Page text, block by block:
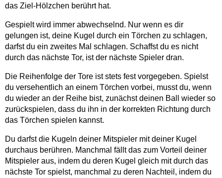
das Ziel-Hölzchen berührt hat.
Gespielt wird immer abwechselnd. Nur wenn es dir
gelungen ist, deine Kugel durch ein Törchen zu schlagen,
darfst du ein zweites Mal schlagen. Schaffst du es nicht
durch das nächste Tor, ist der nächste Spieler dran.
Die Reihenfolge der Tore ist stets fest vorgegeben. Spielst
du versehentlich an einem Törchen vorbei, musst du, wenn
du wieder an der Reihe bist, zunächst deinen Ball wieder so
zurückspielen, dass du ihn in der korrekten Richtung durch
das Törchen spielen kannst.
Du darfst die Kugeln deiner Mitspieler mit deiner Kugel
durchaus berühren. Manchmal fällt das zum Vorteil deiner
Mitspieler aus, indem du deren Kugel gleich mit durch das
nächste Tor spielst, manchmal zu deren Nachteil, indem du